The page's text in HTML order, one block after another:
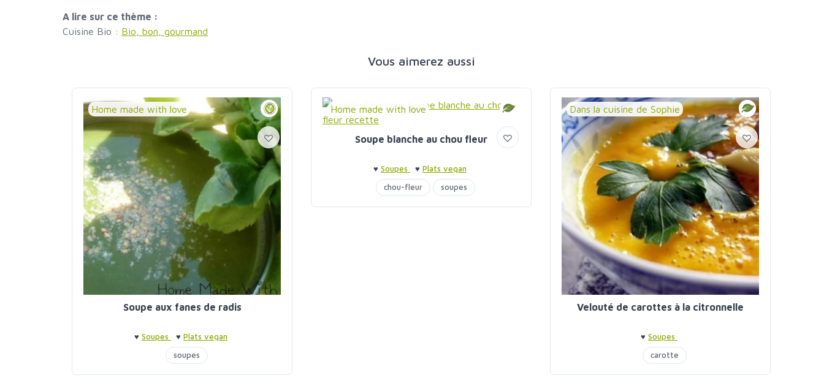
A lire sur ce thème :
Cuisine Bio : Bio, bon, gourmand
Vous aimerez aussi
Home made with love
Soupe aux fanes de radis
♥ Soupes ♥ Plats vegan
soupes
Home made with love
Soupe blanche au chou fleur
♥ Soupes ♥ Plats vegan
chou-fleur
soupes
Dans la cuisine de Sophie
Velouté de carottes à la citronnelle
♥ Soupes
carotte